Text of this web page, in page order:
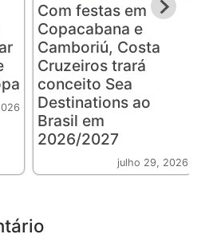
Com festas em
Copacabana e
Camboriú, Costa
Cruzeiros trará
conceito Sea
Destinations ao
Brasil em
2026/2027
julho 29, 2026